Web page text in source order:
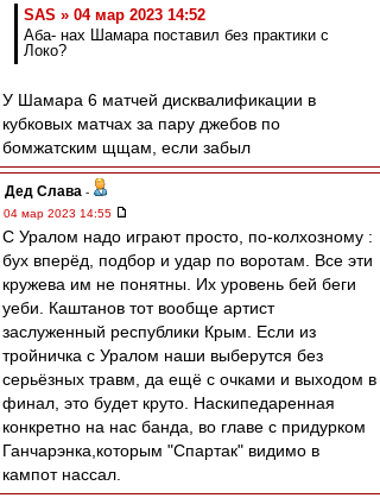
SAS » 04 мар 2023 14:52
Аба- нах Шамара поставил без практики с
Локо?
У Шамара 6 матчей дисквалификации в
кубковых матчах за пару джебов по
бомжатским щщам, если забыл
Дед Слава -
04 мар 2023 14:55
С Уралом надо играют просто, по-колхозному :
бух вперёд, подбор и удар по воротам. Все эти
кружева им не понятны. Их уровень бей беги
уеби. Каштанов тот вообще артист
заслуженный республики Крым. Если из
тройничка с Уралом наши выберутся без
серьёзных травм, да ещё с очками и выходом в
финал, это будет круто. Наскипедаренная
конкретно на нас банда, во главе с придурком
Ганчарэнка,которым "Спартак" видимо в
кампот нассал.